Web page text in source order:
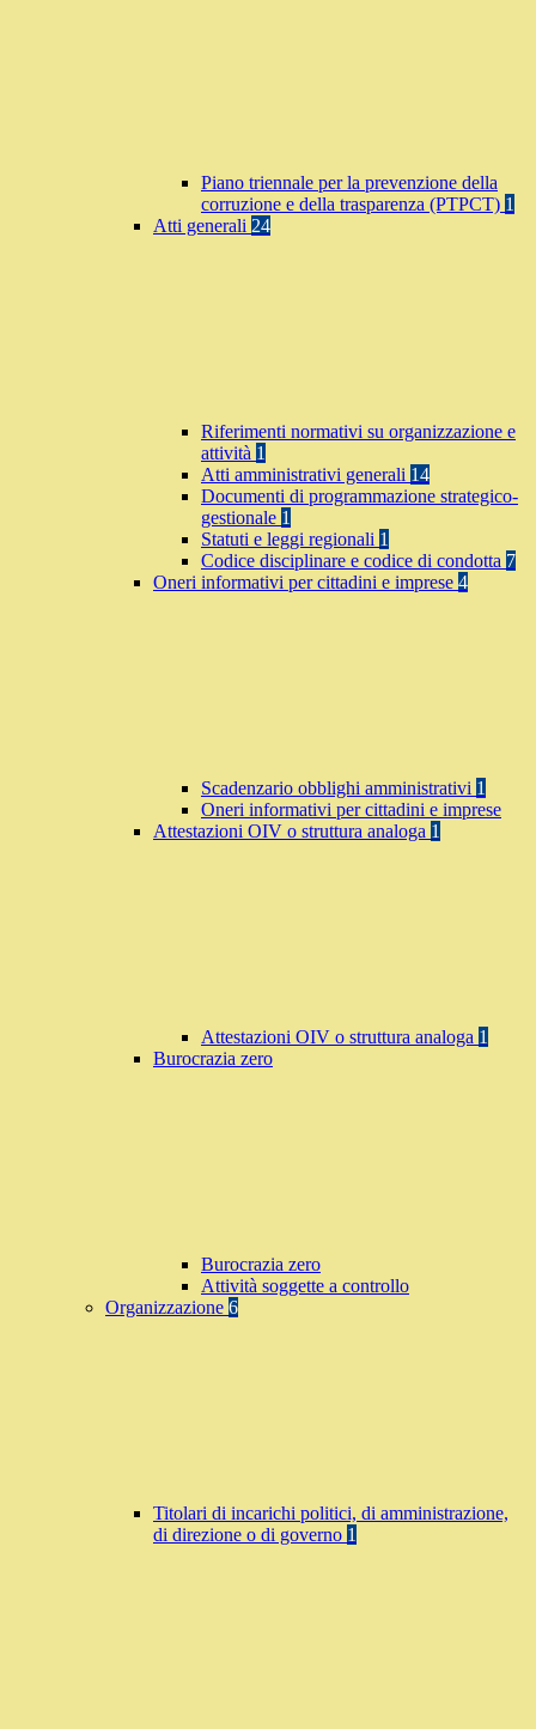
Piano triennale per la prevenzione della
corruzione e della trasparenza (PTPCT) 1
Atti generali 24
Riferimenti normativi su organizzazione e
attività 1
Atti amministrativi generali 14
Documenti di programmazione strategico-
gestionale 1
Statuti e leggi regionali 1
Codice disciplinare e codice di condotta 7
Oneri informativi per cittadini e imprese 4
Scadenzario obblighi amministrativi 1
Oneri informativi per cittadini e imprese
Attestazioni OIV o struttura analoga 1
Attestazioni OIV o struttura analoga 1
Burocrazia zero
Burocrazia zero
Attività soggette a controllo
Organizzazione 6
Titolari di incarichi politici, di amministrazione,
di direzione o di governo 1